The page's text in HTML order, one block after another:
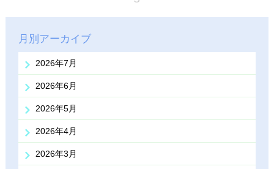
月別アーカイブ
2026年7月
2026年6月
2026年5月
2026年4月
2026年3月